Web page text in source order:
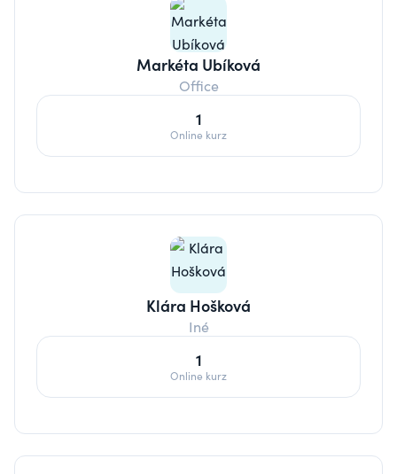
Markéta Ubíková
Office
1
Online kurz
Klára Hošková
Iné
1
Online kurz